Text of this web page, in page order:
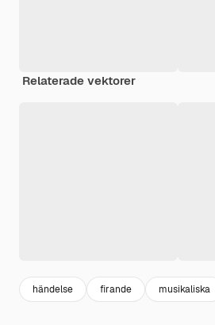
Relaterade vektorer
händelse firande musikaliska